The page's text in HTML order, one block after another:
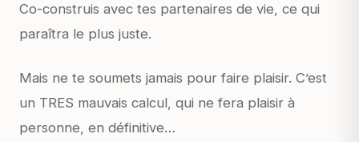
Co-construis avec tes partenaires de vie, ce qui
paraîtra le plus juste.
Mais ne te soumets jamais pour faire plaisir. C’est
un TRES mauvais calcul, qui ne fera plaisir à
personne, en définitive…